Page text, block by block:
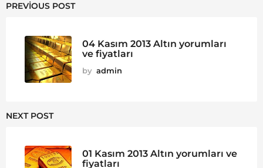
PREVIOUS POST
04 Kasım 2013 Altın yorumları
ve fiyatları
by admin
NEXT POST
01 Kasım 2013 Altın yorumları ve
fiyatları